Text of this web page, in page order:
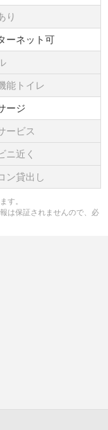
り
ーネット可
能トイレ
ージ
ービス
ニ近く
ン貸出し
す。
は保証されませんので、必